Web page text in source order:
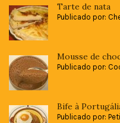
Tarte de nata
Publicado por:
Mousse de
Publicado por:
Bife à
Publicado por: